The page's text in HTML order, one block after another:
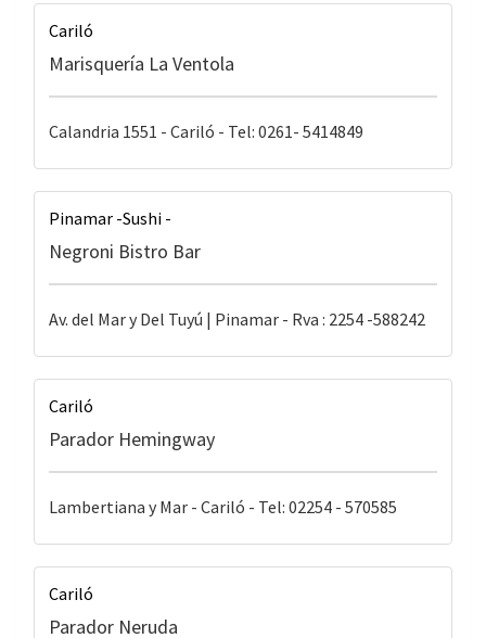
Cariló
Marisquería La Ventola
Calandria 1551 - Cariló - Tel: 0261- 5414849
Pinamar -Sushi -
Negroni Bistro Bar
Av. del Mar y Del Tuyú | Pinamar - Rva : 2254 -588242
Cariló
Parador Hemingway
Lambertiana y Mar - Cariló - Tel: 02254 - 570585
Cariló
Parador Neruda